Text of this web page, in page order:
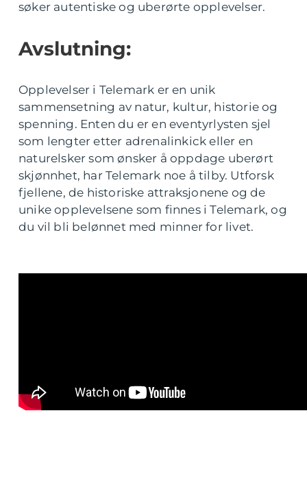
søker autentiske og uberørte opplevelser.
Avslutning:
Opplevelser i Telemark er en unik
sammensetning av natur, kultur, historie og
spenning. Enten du er en eventyrlysten sjel
som lengter etter adrenalinkick eller en
naturelsker som ønsker å oppdage uberørt
skjønnhet, har Telemark noe å tilby. Utforsk
fjellene, de historiske attraksjonene og de
unike opplevelsene som finnes i Telemark, og
du vil bli belønnet med minner for livet.